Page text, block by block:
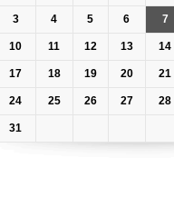
3 4 5 6 7
10 11 12 13 14
17 18 19 20 21
24 25 26 27 28
31